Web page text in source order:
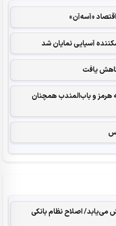
«آسه‌آن»
آسیایی نمایان شد
یافت
هرمز و باب‌المندب همچنان
می‌یابد/ اصلاح نظام بانکی